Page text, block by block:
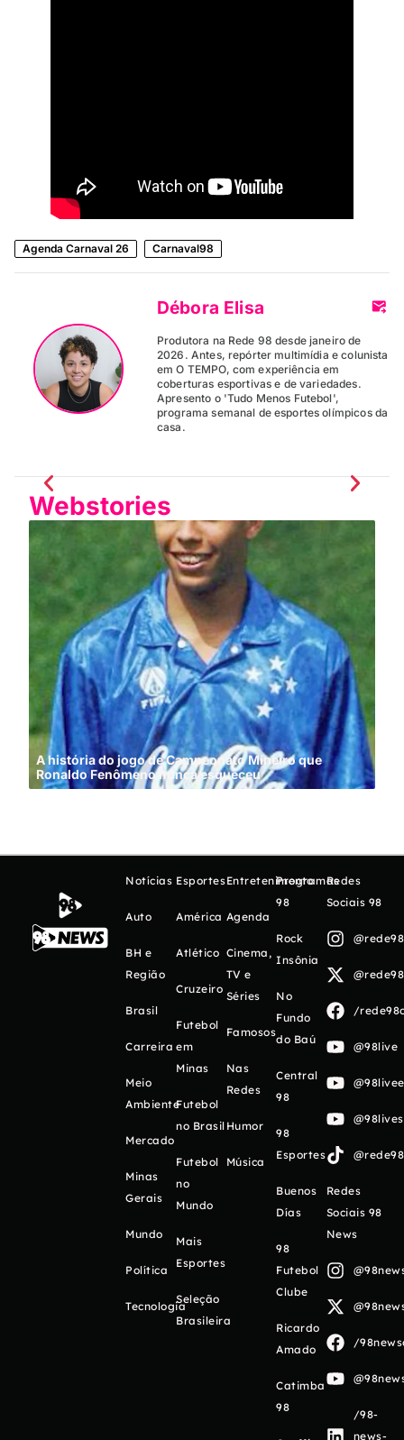
Agenda Carnaval 26 Carnaval98
Débora Elisa
Produtora na Rede 98 desde janeiro de
2026. Antes, repórter multimídia e colunista
em O TEMPO, com experiência em
coberturas esportivas e de variedades.
Apresento o 'Tudo Menos Futebol',
programa semanal de esportes olímpicos da
casa.
Webstories
A história do jogo de Campeonato Mineiro que
Ronaldo Fenômeno nunca esqueceu
Notícias
Auto
BH e
Região
Brasil
Carreira
Meio
Ambiente
Mercado
Minas
Gerais
Mundo
Política
Tecnologia
Esportes
América
Atlético
Cruzeiro
Futebol
em
Minas
Futebol
no Brasil
Futebol
no
Mundo
Mais
Esportes
Seleção
Brasileira
Entretenimento
Agenda
Cinema,
TV e
Séries
Famosos
Nas
Redes
Humor
Música
Programas
98
Rock
Insônia
No
Fundo
do Baú
Central
98
98
Esportes
Buenos
Días
98
Futebol
Clube
Ricardo
Amado
Catimba
98
Redes
Sociais 98
/
@98live
Redes
Sociais 98
News
/
/98-
news-